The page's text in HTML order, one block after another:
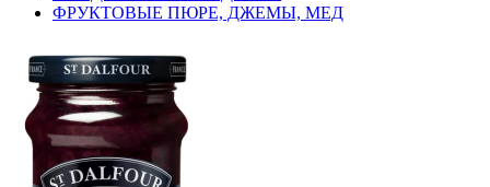
ФРУКТОВЫЕ ПЮРЕ, ДЖЕМЫ, МЕД